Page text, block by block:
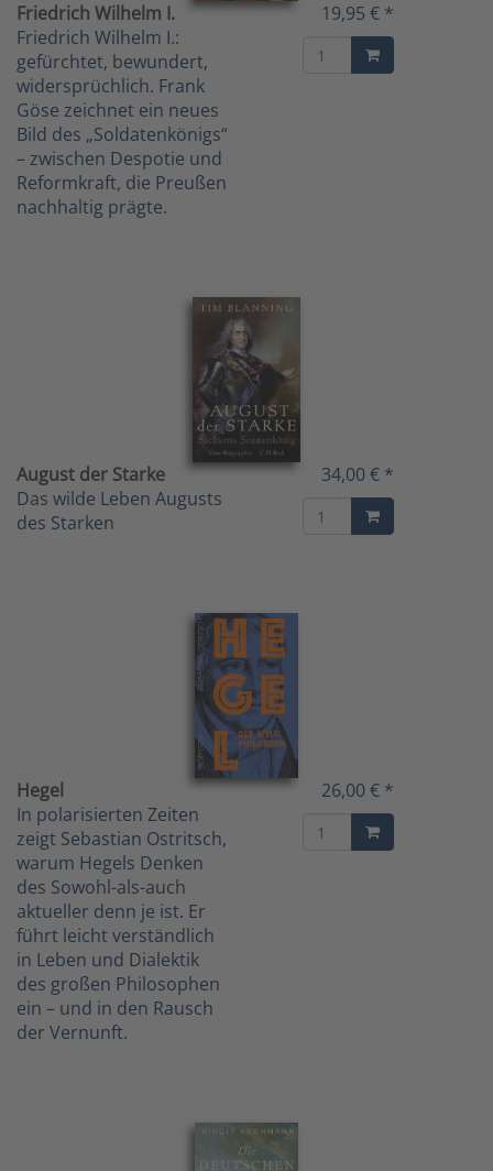
Friedrich Wilhelm I.
Friedrich Wilhelm I.:
gefürchtet, bewundert,
widersprüchlich. Frank
Göse zeichnet ein neues
Bild des „Soldatenkönigs“
– zwischen Despotie und
Reformkraft, die Preußen
nachhaltig prägte.
19,95 € *
August der Starke
Das wilde Leben Augusts
des Starken
34,00 € *
Hegel
In polarisierten Zeiten
zeigt Sebastian Ostritsch,
warum Hegels Denken
des Sowohl-als-auch
aktueller denn je ist. Er
führt leicht verständlich
in Leben und Dialektik
des großen Philosophen
ein – und in den Rausch
der Vernunft.
26,00 € *